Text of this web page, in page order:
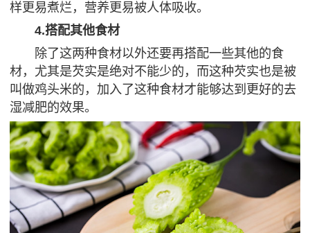
样更易煮烂，营养更易被人体吸收。
4.搭配其他食材
除了这两种食材以外还要再搭配一些其他的食
材，尤其是芡实是绝对不能少的，而这种芡实也是被
叫做鸡头米的，加入了这种食材才能够达到更好的去
湿减肥的效果。